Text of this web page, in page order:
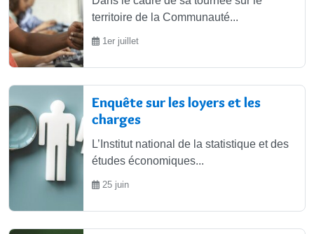
territoire de la Communauté...
1er juillet
Enquête sur les loyers et les
charges
L’Institut national de la statistique et des
études économiques...
25 juin